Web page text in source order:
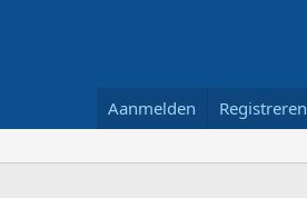
Aanmelden Registreren